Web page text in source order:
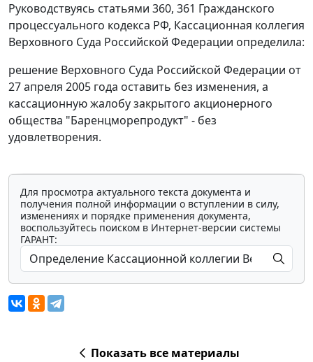
Руководствуясь статьями 360, 361 Гражданского
процессуального кодекса РФ, Кассационная коллегия
Верховного Суда Российской Федерации определила:
решение Верховного Суда Российской Федерации от
27 апреля 2005 года оставить без изменения, а
кассационную жалобу закрытого акционерного
общества "Баренцморепродукт" - без
удовлетворения.
Для просмотра актуального текста документа и
получения полной информации о вступлении в силу,
изменениях и порядке применения документа,
воспользуйтесь поиском в Интернет-версии системы
ГАРАНТ:
Показать все материалы